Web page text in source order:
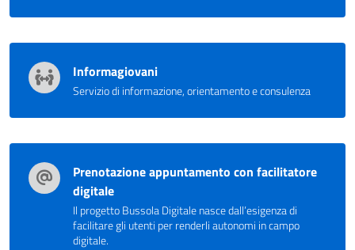
Informagiovani
Servizio di informazione, orientamento e consulenza
Prenotazione appuntamento con facilitatore
digitale
Il progetto Bussola Digitale nasce dall’esigenza di
facilitare gli utenti per renderli autonomi in campo
digitale.